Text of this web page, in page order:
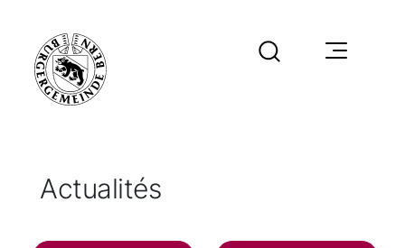
Actualités